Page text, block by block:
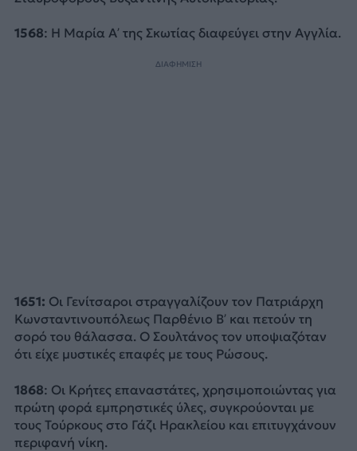
1568: Η Μαρία Α’ της Σκωτίας διαφεύγει στην Αγγλία.
ΔΙΑΦΗΜΙΣΗ
1651: Οι Γενίτσαροι στραγγαλίζουν τον Πατριάρχη
Κωνσταντινουπόλεως Παρθένιο Β’ και πετούν τη
σορό του θάλασσα. Ο Σουλτάνος τον υποψιαζόταν
ότι είχε μυστικές επαφές με τους Ρώσους.
1868: Οι Κρήτες επαναστάτες, χρησιμοποιώντας για
πρώτη φορά εμπρηστικές ύλες, συγκρούονται με
τους Τούρκους στο Γάζι Ηρακλείου και επιτυγχάνουν
περιφανή νίκη.